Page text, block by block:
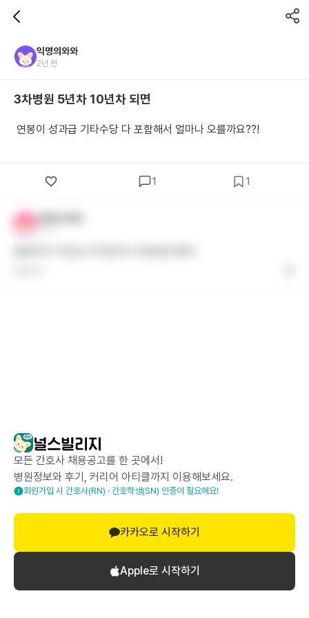
익명의와와
2년 전
3차병원 5년차 10년차 되면
연봉이 성과급 기타수당 다 포함해서 얼마나 오를까요??!
1 1
로그인하고 댓글 달기
2년 전
모든 간호사 채용공고를 한 곳에서!
병원정보와 후기, 커리어 아티클까지 이용해보세요.
회원가입 시 간호사(RN) · 간호학생(SN) 인증이 필요해요!
카카오로 시작하기
Apple로 시작하기